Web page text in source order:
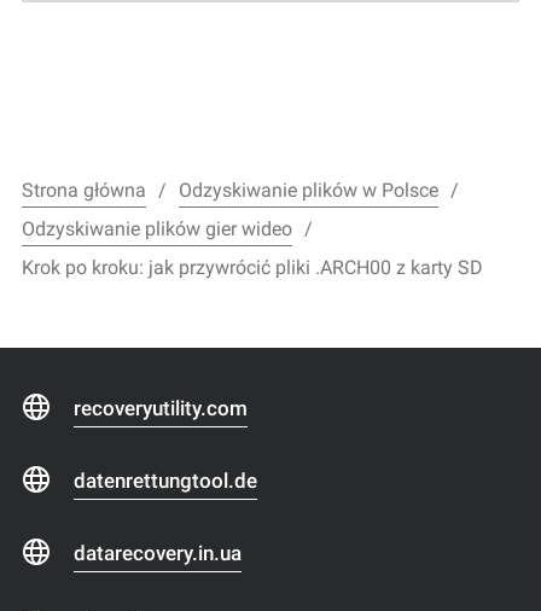
Strona główna
Odzyskiwanie plików w Polsce
Odzyskiwanie plików gier wideo
Krok po kroku: jak przywrócić pliki .ARCH00 z karty SD
recoveryutility.com
datenrettungtool.de
datarecovery.in.ua